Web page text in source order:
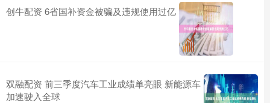
创牛配资 6省国补资金被骗及违规使用过亿
双融配资 前三季度汽车工业成绩单亮眼 新能源车
加速驶入全球